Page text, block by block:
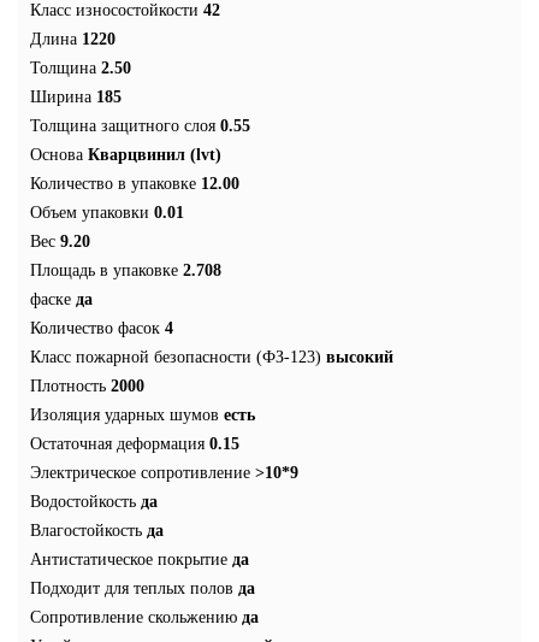
Класс износостойкости 42
Длина 1220
Толщина 2.50
Ширина 185
Толщина защитного слоя 0.55
Основа Кварцвинил (lvt)
Количество в упаковке 12.00
Объем упаковки 0.01
Вес 9.20
Площадь в упаковке 2.708
фаске да
Количество фасок 4
Класс пожарной безопасности (ФЗ-123) высокий
Плотность 2000
Изоляция ударных шумов есть
Остаточная деформация 0.15
Электрическое сопротивление >10*9
Водостойкость да
Влагостойкость да
Антистатическое покрытие да
Подходит для теплых полов да
Сопротивление скольжению да